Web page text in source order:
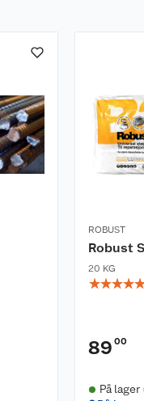
ROBUST
Robust
20 KG
☆☆☆☆
89 00
På lager